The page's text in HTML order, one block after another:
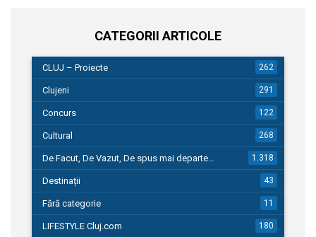
CATEGORII ARTICOLE
CLUJ – Proiecte 262
Clujeni 291
Concurs 122
Cultural 268
De Facut, De Vazut, De spus mai departe… 1.318
Destinații 43
Fără categorie 11
LIFESTYLE Cluj.com 180